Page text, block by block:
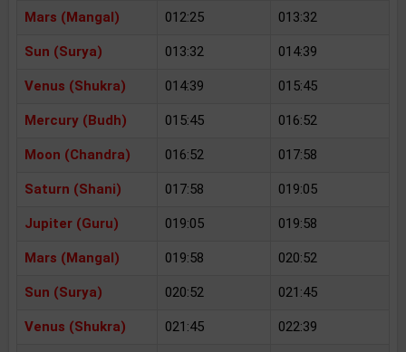
Mars (Mangal) 012:25 013:32
Sun (Surya) 013:32 014:39
Venus (Shukra) 014:39 015:45
Mercury (Budh) 015:45 016:52
Moon (Chandra) 016:52 017:58
Saturn (Shani) 017:58 019:05
Jupiter (Guru) 019:05 019:58
Mars (Mangal) 019:58 020:52
Sun (Surya) 020:52 021:45
Venus (Shukra) 021:45 022:39